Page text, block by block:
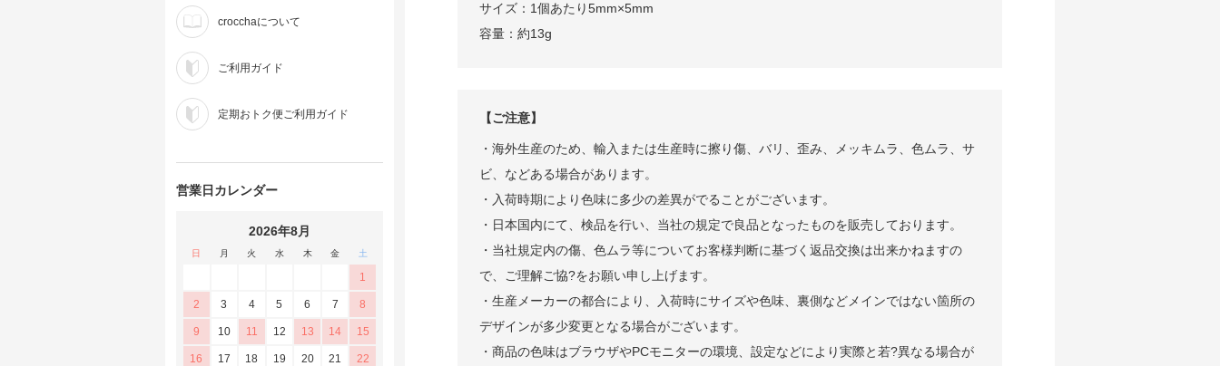
crocchaについて
ご利用ガイド
定期おトク便ご利用ガイド
営業日カレンダー
2026年8月
日 月 火 水 木 金 土
1
2 3 4 5 6 7 8
9 10 11 12 13 14 15
16 17 18 19 20 21 22
サイズ：1個あたり5mm×5mm
容量：約13g
【ご注意】
・海外生産のため、輸入または生産時に擦り傷、バリ、歪み、メッキムラ、色ムラ、サ
ビ、などある場合があります。
・入荷時期により色味に多少の差異がでることがございます。
・日本国内にて、検品を行い、当社の規定で良品となったものを販売しております。
・当社規定内の傷、色ムラ等についてお客様判断に基づく返品交換は出来かねますの
で、ご理解ご協?をお願い申し上げます。
・生産メーカーの都合により、入荷時にサイズや色味、裏側などメインではない箇所の
デザインが多少変更となる場合がございます。
・商品の色味はブラウザやPCモニターの環境、設定などにより実際と若?異なる場合が